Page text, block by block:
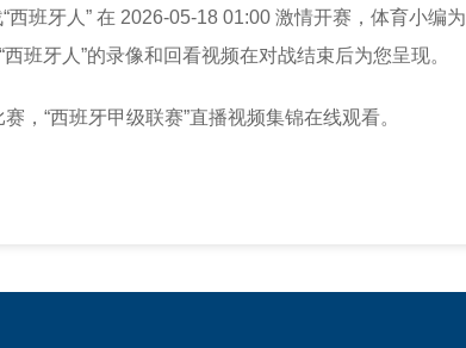
西班牙人” 在 2026-05-18 01:00 激情开赛，体育小编为
班牙人”的录像和回看视频在对战结束后为您呈现。
，“西班牙甲级联赛”直播视频集锦在线观看。